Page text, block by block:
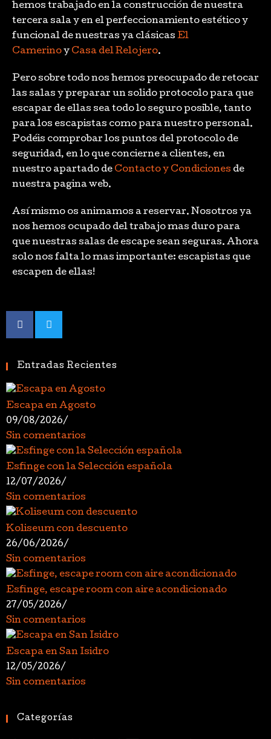
hemos trabajado en la construcción de nuestra
tercera sala y en el perfeccionamiento estético y
funcional de nuestras ya clásicas El
Camerinoy Casa del Relojero.
Pero sobre todo nos hemos preocupado de retocar
las salas y preparar un solido protocolo para que
escapar de ellas sea todo lo seguro posible, tanto
para los escapistas como para nuestro personal.
Podéis comprobar los puntos del protocolo de
seguridad, en lo que concierne a clientes, en
nuestro apartado de Contacto y Condiciones de
nuestra pagina web.
Así mismo os animamos a reservar. Nosotros ya
nos hemos ocupado del trabajo mas duro para
que nuestras salas de escape sean seguras. Ahora
solo nos falta lo mas importante: escapistas que
escapen de ellas!
Entradas Recientes
Escapa en Agosto
09/08/2026/
Sin comentarios
Esfinge con la Selección española
12/07/2026/
Sin comentarios
Koliseum con descuento
26/06/2026/
Sin comentarios
Esfinge, escape room con aire acondicionado
27/05/2026/
Sin comentarios
Escapa en San Isidro
12/05/2026/
Sin comentarios
Categorías